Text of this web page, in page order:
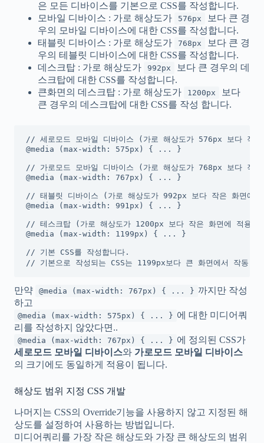
은 모든 디바이스를 기본으로 CSS를 작성합니다.
모바일 디바이스 : 가로 해상도가
576px
보다 큰 경
우의 모바일 디바이스에 대한 CSS를 작성합니다.
태블릿 디바이스 : 가로 해상도가
768px
보다 큰 경
우의 테블릿 디바이스에 대한 CSS를 작성합니다.
데스크탑 : 가로 해상도가
992px
보다 큰 경우의 데
스크탑에 대한 CSS를 작성합니다.
큰화면의 데스크탑 : 가로 해상도가
1200px
보다
큰 경우의 데스크탑에 대한 CSS를 작성 합니다.
// 세로모드 모바일 디바이스 (가로 해상도가 576px 보다 작
@media (max-width: 575px) { ... }
// 가로모드 모바일 디바이스 (가로 해상도가 768px 보다 작
@media (max-width: 767px) { ... }
// 태블릿 디바이스 (가로 해상도가 992px 보다 작은 화면에
@media (max-width: 991px) { ... }
// 테스크탑 (가로 해상도가 1200px 보다 작은 화면에 적용)
@media (max-width: 1199px) { ... }
// 기본 CSS를 작성합니다.
// 기본으로 작성되는 CSS는 1199px보다 큰 화면에서 작동 됩
만약 @media (max-width: 767px) { ... } 까지만 작성
하고
@media (max-width: 575px) { ... } 에 대한 미디어쿼
리를 작성하지 않았다면..
@media (max-width: 767px) { ... } 에 정의된 CSS가
세로모드 모바일 디바이스와 가로모드 모바일 디바이스
의 크기에도 동일하게 적용이 됩니다.
해상도 범위 지정 CSS 개발
나머지는 CSS의 Override기능을 사용하지 않고 지정된 해
상도를 설정하여 사용하는 방법입니다.
미디어쿼리를 가장 작은 해상도와 가장 큰 해상도의 범위